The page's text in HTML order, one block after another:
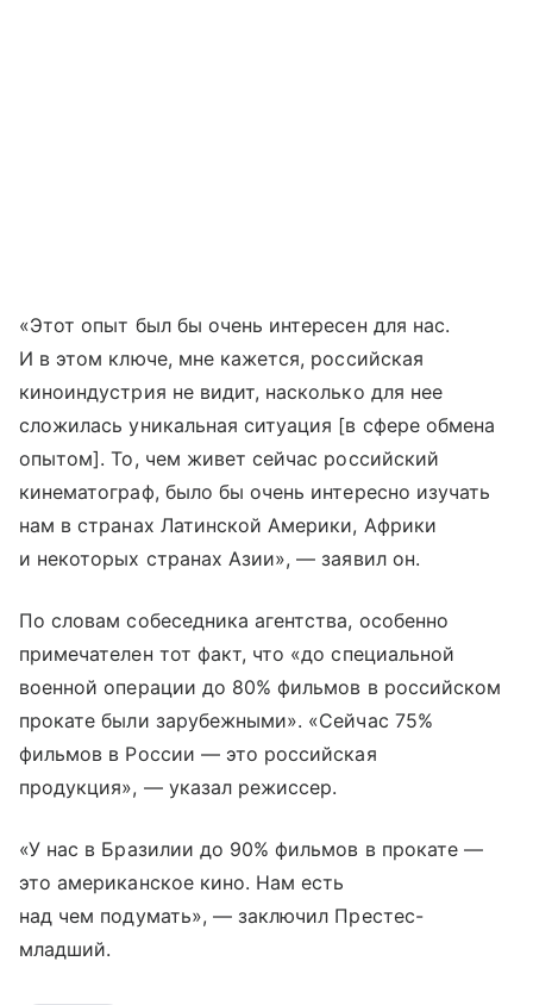
«Этот опыт был бы очень интересен для нас.
И в этом ключе, мне кажется, российская
киноиндустрия не видит, насколько для нее
сложилась уникальная ситуация [в сфере обмена
опытом]. То, чем живет сейчас российский
кинематограф, было бы очень интересно изучать
нам в странах Латинской Америки, Африки
и некоторых странах Азии», — заявил он.
По словам собеседника агентства, особенно
примечателен тот факт, что «до специальной
военной операции до 80% фильмов в российском
прокате были зарубежными». «Сейчас 75%
фильмов в России — это российская
продукция», — указал режиссер.
«У нас в Бразилии до 90% фильмов в прокате —
это американское кино. Нам есть
над чем подумать», — заключил Престес-
младший.